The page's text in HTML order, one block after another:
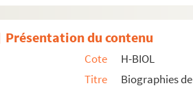
Présentation du contenu
Cote
H-BIOL
Titre
Biographies